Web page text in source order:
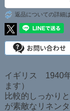
返品についての詳細
イギリス 1940
ます）
比較的しっかり
が素敵なリネン